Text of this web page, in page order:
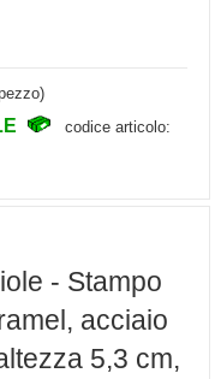
codice articolo:
- Stampo
acciaio
5,3 cm,